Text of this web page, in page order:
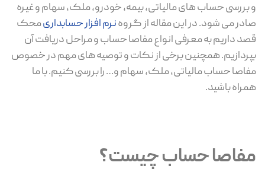
و بررسی حساب های مالیاتی، بیمه، خودرو، ملک، سهام و غیره
صادر می شود. در این مقاله از گروهنرم افزار حسابداریمحک
قصد داریم به معرفی انواع مفاصا حساب و مراحل دریافت آن
بپردازیم. همچنین برخی از نکات و توصیه های مهم در خصوص
مفاصا حساب مالیاتی، ملک، سهام و… را بررسی کنیم. با ما
همراه باشید.
مفاصا حساب چیست؟